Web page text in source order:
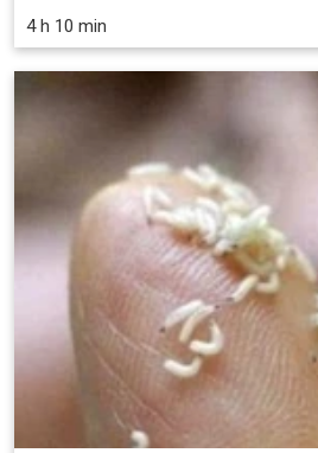
4 h 10 min